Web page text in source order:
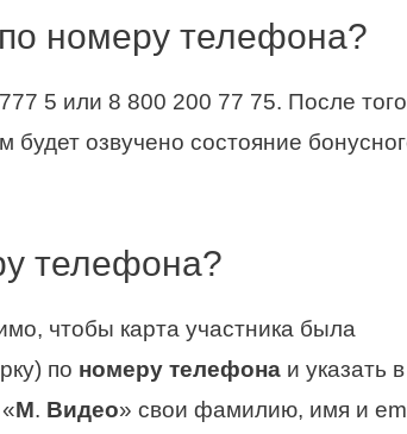
номеру телефона?
5 или 8 800 200 77 75. После того
озвучено состояние
телефона?
чтобы карта участника была
по номеру телефона и указать в
М. Видео» свои фамилию, имя и